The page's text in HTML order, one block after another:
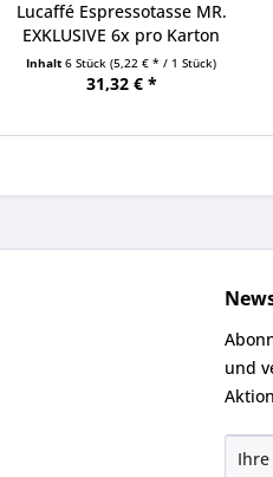
Lucaffé Espressotasse MR.
EXKLUSIVE 6x pro Karton
Inhalt6 Stück(5,22 € * / 1 Stück)
31,32 € *
und